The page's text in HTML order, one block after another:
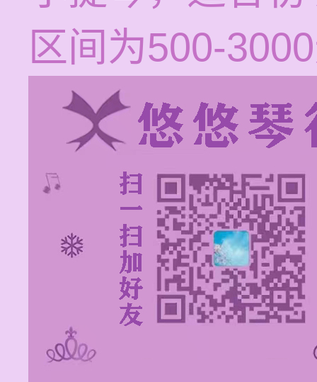
区间为500-